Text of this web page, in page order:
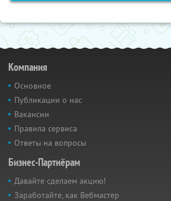
Компания
Основное
Публикации о нас
Вакансии
Правила сервиса
Ответы на вопросы
Бизнес-Партнёрам
Давайте сделаем акцию!
Заработайте, как Вебмастер